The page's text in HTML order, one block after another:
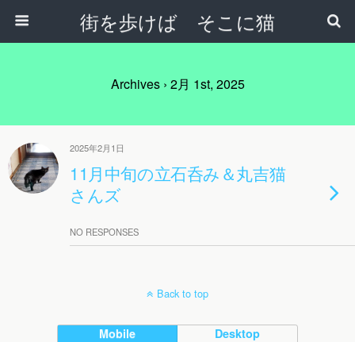
街を歩けば そこに猫
Archives › 2月 1st, 2025
2025年2月1日
11月中旬の立石呑み＆丸吉猫
さんズ
NO RESPONSES
Back to top
Mobile Desktop